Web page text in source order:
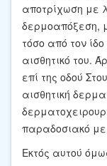
αποτρίχωση με
δερμοαπόξεση,
τόσο από τον
αισθητικό του.
επί της οδού
αισθητική
παραδοσιακό με
Εκτός αυτού